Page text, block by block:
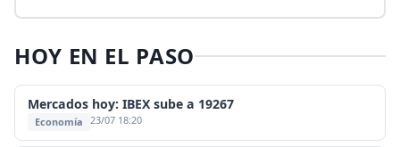
HOY EN EL PASO
Mercados hoy: IBEX sube a 19267
Economía 23/07 18:20